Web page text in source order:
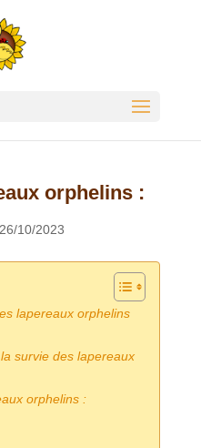
orphelins :
10/2023
lapereaux orphelins
survie des lapereaux
orphelins :